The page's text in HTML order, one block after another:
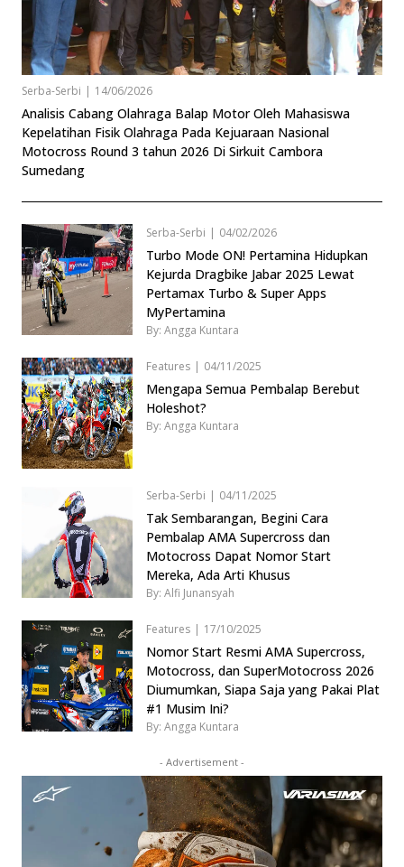
Serba-Serbi | 14/06/2026
Analisis Cabang Olahraga Balap Motor Oleh Mahasiswa
Kepelatihan Fisik Olahraga Pada Kejuaraan Nasional
Motocross Round 3 tahun 2026 Di Sirkuit Cambora
Sumedang
Serba-Serbi | 04/02/2026
Turbo Mode ON! Pertamina Hidupkan
Kejurda Dragbike Jabar 2025 Lewat
Pertamax Turbo & Super Apps
MyPertamina
By: Angga Kuntara
Features | 04/11/2025
Mengapa Semua Pembalap Berebut
Holeshot?
By: Angga Kuntara
Serba-Serbi | 04/11/2025
Tak Sembarangan, Begini Cara
Pembalap AMA Supercross dan
Motocross Dapat Nomor Start
Mereka, Ada Arti Khusus
By: Alfi Junansyah
Features | 17/10/2025
Nomor Start Resmi AMA Supercross,
Motocross, dan SuperMotocross 2026
Diumumkan, Siapa Saja yang Pakai Plat
#1 Musim Ini?
By: Angga Kuntara
- Advertisement -